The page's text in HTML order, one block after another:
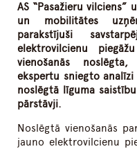
AS “Pasažieru vilciens”
un mobilitātes
parakstījuši
elektrovilcienu
vienošanās
ekspertu sniegto
noslēgtā līguma
pārstāvji.
Noslēgtā vienošanās
jauno elektrovilcienu